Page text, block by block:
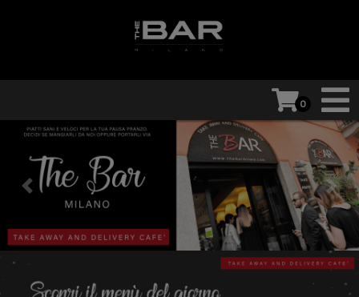
0
Previous Next